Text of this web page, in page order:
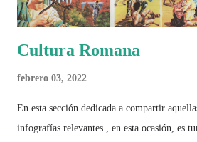
Cultura Romana
febrero 03, 2022
En esta sección dedicada a compartir
infografías relevantes , en esta ocasión, es